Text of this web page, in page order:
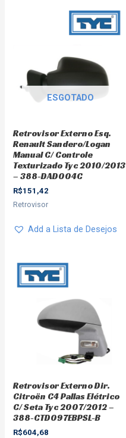
ESGOTADO
Retrovisor Externo Esq.
Renault Sandero/Logan
Manual C/ Controle
Texturizado Tyc 2010/2013
– 388-DAD004C
R$151,42
Retrovisor
Add a Lista de Desejos
Retrovisor Externo Dir.
Citroën C4 Pallas Elétrico
C/ Seta Tyc 2007/2012 –
388-CTD097EBPSL-B
R$604,68